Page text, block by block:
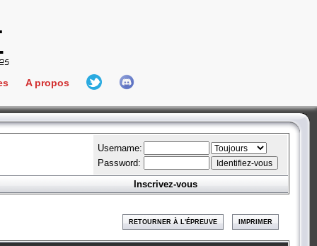
Connect
A propos
L'équipe
Hall Of Fame
Username:
Password:
Inscrivez-vous
RETOURNER À L'ÉPREUVE IMPRIMER